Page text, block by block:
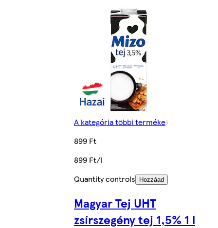
A kategória többi terméke
899 Ft
899 Ft/l
Quantity controls
Hozzáad
Magyar Tej UHT
zsírszegény tej 1,5% 1 l